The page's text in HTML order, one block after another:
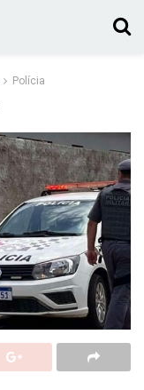
Polícia